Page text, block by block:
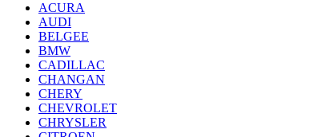
ACURA
AUDI
BELGEE
BMW
CADILLAC
CHANGAN
CHERY
CHEVROLET
CHRYSLER